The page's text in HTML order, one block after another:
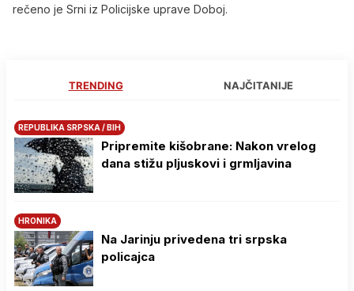
rečeno je Srni iz Policijske uprave Doboj.
TRENDING NAJČITANIJE
REPUBLIKA SRPSKA / BIH
Pripremite kišobrane: Nakon vrelog
dana stižu pljuskovi i grmljavina
HRONIKA
Na Јarinju privedena tri srpska
policajca